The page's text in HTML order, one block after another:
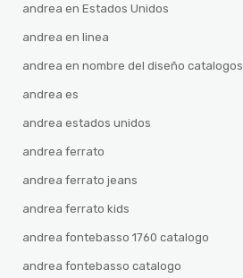
andrea en Estados Unidos
andrea en linea
andrea en nombre del diseño catalogos
andrea es
andrea estados unidos
andrea ferrato
andrea ferrato jeans
andrea ferrato kids
andrea fontebasso 1760 catalogo
andrea fontebasso catalogo